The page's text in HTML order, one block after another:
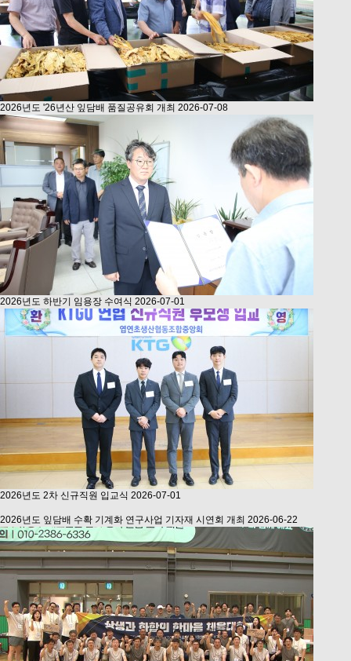
2026년도 '26년산 잎담배 품질공유회 개최 2026-07-08
2026년도 하반기 임용장 수여식 2026-07-01
2026년도 2차 신규직원 입교식 2026-07-01
2026년도 잎담배 수확 기계화 연구사업 기자재 시연회 개최 2026-06-22